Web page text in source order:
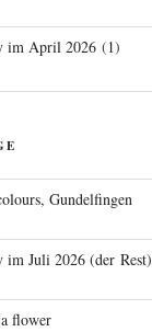
im April 2026 (1)
Gundelfingen
im Juli 2026 (der Rest)
flower